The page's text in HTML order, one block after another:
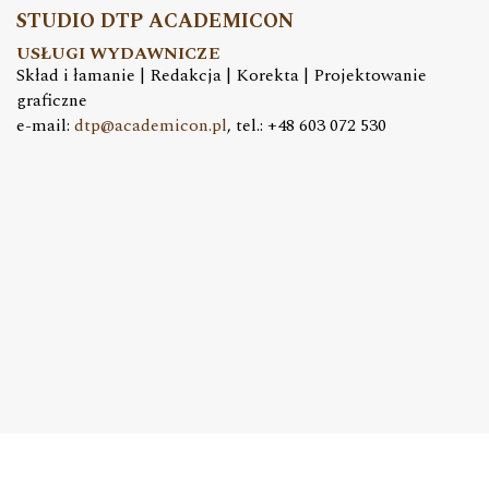
STUDIO DTP ACADEMICON
USŁUGI WYDAWNICZE
Skład i łamanie | Redakcja | Korekta | Projektowanie
graficzne
e-mail: dtp@academicon.pl, tel.: +48 603 072 530